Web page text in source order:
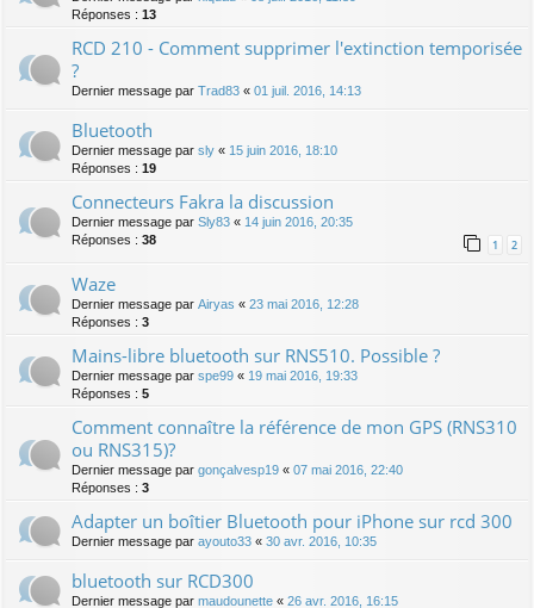
Réponses : 13
RCD 210 - Comment supprimer l'extinction temporisée
?
Dernier message par Trad83 « 01 juil. 2016, 14:13
Bluetooth
Dernier message par sly « 15 juin 2016, 18:10
Réponses : 19
Connecteurs Fakra la discussion
Dernier message par Sly83 « 14 juin 2016, 20:35
Réponses : 38 1 2
Waze
Dernier message par Airyas « 23 mai 2016, 12:28
Réponses : 3
Mains-libre bluetooth sur RNS510. Possible ?
Dernier message par spe99 « 19 mai 2016, 19:33
Réponses : 5
Comment connaître la référence de mon GPS (RNS310
ou RNS315)?
Dernier message par gonçalvesp19 « 07 mai 2016, 22:40
Réponses : 3
Adapter un boîtier Bluetooth pour iPhone sur rcd 300
Dernier message par ayouto33 « 30 avr. 2016, 10:35
bluetooth sur RCD300
Dernier message par maudounette « 26 avr. 2016, 16:15